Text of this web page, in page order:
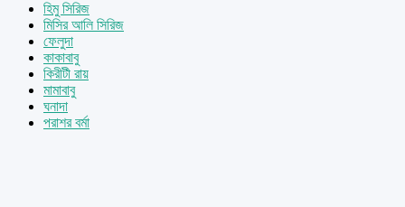
হিমু সিরিজ
মিসির আলি সিরিজ
ফেলুদা
কাকাবাবু
কিরীটী রায়
মামাবাবু
ঘনাদা
পরাশর বর্মা